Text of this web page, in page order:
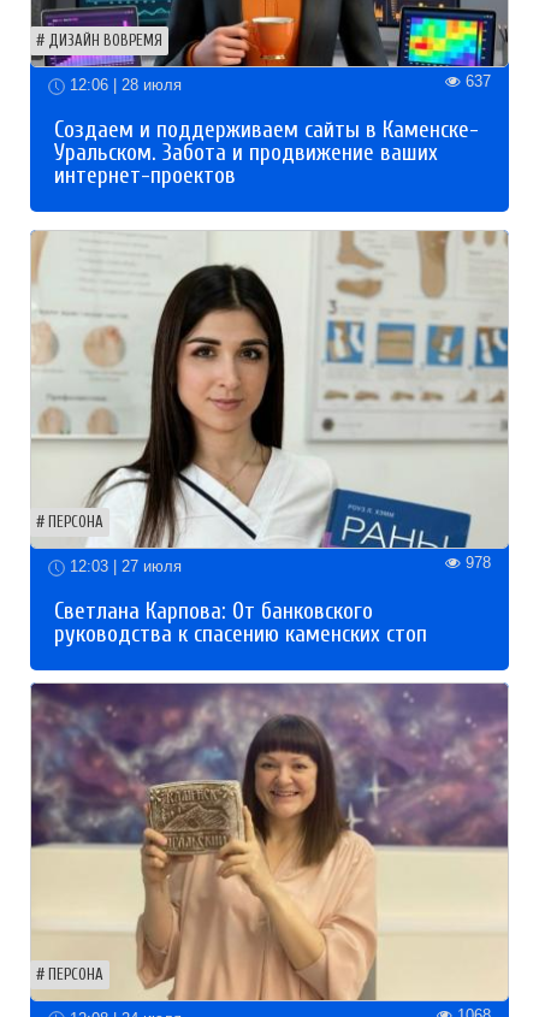
ДИЗАЙН ВОВРЕМЯ
12:06 | 28 июля 637
Создаем и поддерживаем сайты в Каменске-
Уральском. Забота и продвижение ваших
интернет-проектов
ПЕРСОНА
12:03 | 27 июля 978
Светлана Карпова: От банковского
руководства к спасению каменских стоп
ПЕРСОНА